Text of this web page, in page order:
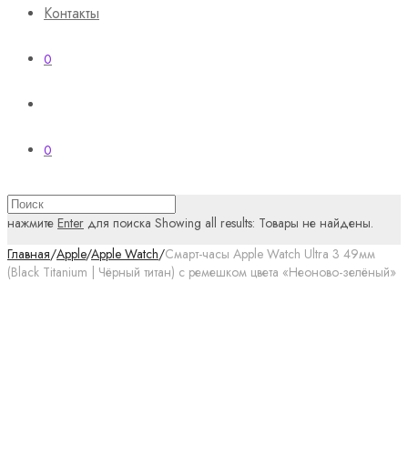
Контакты
0
0
нажмите Enter для поиска Showing all results: Товары не найдены.
Главная/Apple/Apple Watch/Смарт-часы Apple Watch Ultra 3 49мм
(Black Titanium | Чёрный титан) с ремешком цвета «Неоново-зелёный»